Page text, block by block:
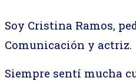
Soy Cristina Ramos,
Comunicación y actriz.
Siempre sentí mucha